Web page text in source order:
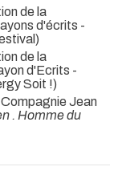
de la
d'écrits -
de la
d'Ecrits -
Soit !)
Jean
. Homme du